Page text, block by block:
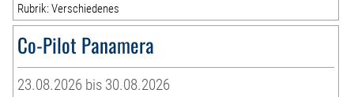
Rubrik: Verschiedenes
Co-Pilot Panamera
23.08.2026 bis 30.08.2026